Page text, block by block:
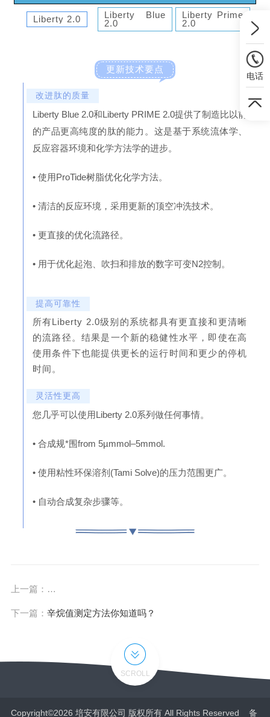
Liberty 2.0
Liberty Blue
2.0
Liberty Prime
2.0
更新技术要点
改进肽的质量
Liberty Blue 2.0和Liberty PRIME 2.0提供了制造比以前
的产品更高纯度的肽的能力。这是基于系统流体学、
反应容器环境和化学方法学的进步。
• 使用ProTide树脂优化化学方法。
• 清洁的反应环境，采用更新的顶空冲洗技术。
• 更直接的优化流路径。
• 用于优化起泡、吹扫和排放的数字可变N2控制。
提高可靠性
所有Liberty 2.0级别的系统都具有更直接和更清晰
的流路径。结果是一个新的稳健性水平，即使在高
使用条件下也能提供更长的运行时间和更少的停机
时间。
灵活性更高
您几乎可以使用Liberty 2.0系列做任何事情。
• 合成规*围from 5µmmol–5mmol.
• 使用粘性环保溶剂(Tami Solve)的压力范围更广。
• 自动合成复杂步骤等。
上一篇：
通用快速微波水分是一种采用微波频率测定物质水分的
下一篇： 辛烷值测定方法你知道吗？
SCROLL
Copyright©2026 培安有限公司 版权所有 All Rights Reserved 备
电话